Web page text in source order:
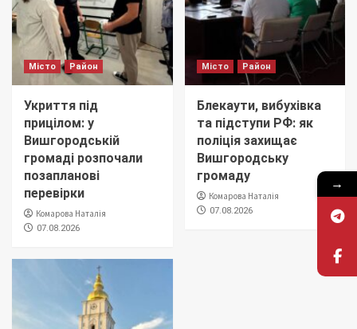
Місто Район
Укриття під
прицілом: у
Вишгородській
громаді розпочали
позапланові
перевірки
Комарова Наталія
07.08.2026
Місто Район
Блекаути, вибухівка
та підступи РФ: як
поліція захищає
Вишгородську
громаду
Комарова Наталія
07.08.2026
→